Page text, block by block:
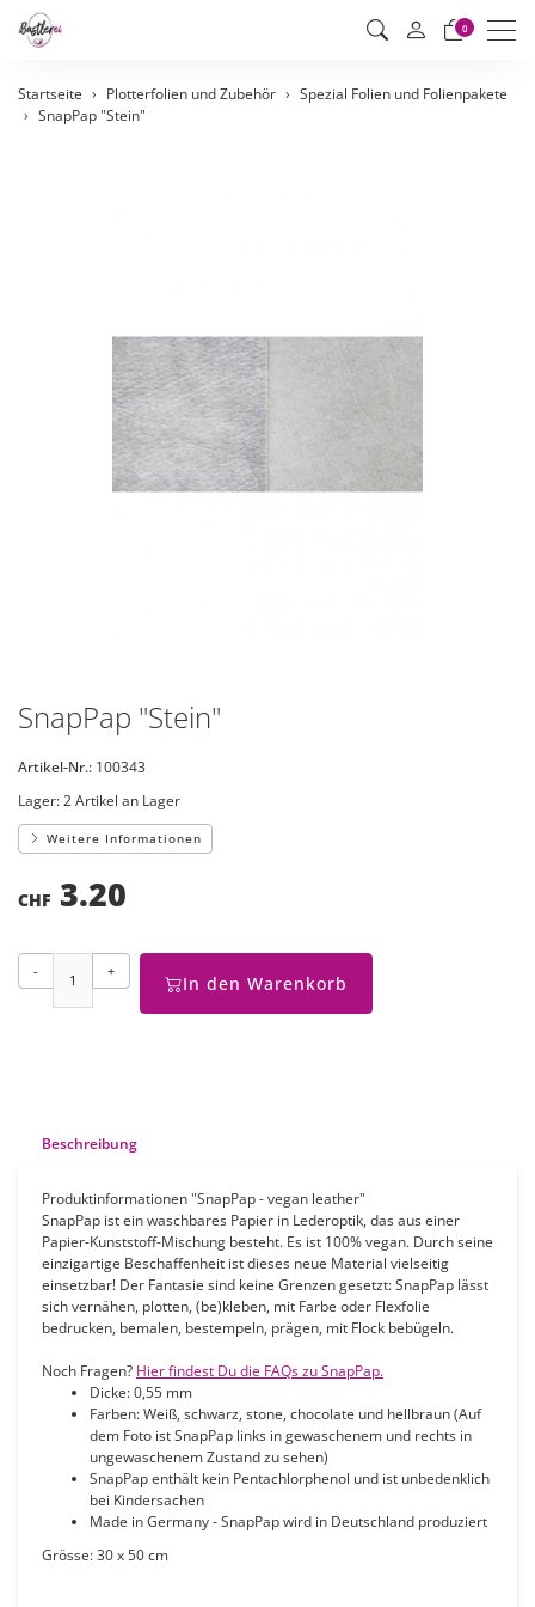
0
Startseite Plotterfolien und Zubehör
Spezial Folien und Folienpakete
SnapPap "Stein"
SnapPap "Stein"
Artikel-Nr.: 100343
Lager:2 Artikel an Lager
Weitere Informationen
CHF 3.20
- +
In den Warenkorb
Beschreibung
Produktinformationen "SnapPap - vegan leather"
SnapPap ist ein waschbares Papier in Lederoptik, das aus einer
Papier-Kunststoff-Mischung besteht. Es ist 100% vegan. Durch seine
einzigartige Beschaffenheit ist dieses neue Material vielseitig
einsetzbar! Der Fantasie sind keine Grenzen gesetzt: SnapPap lässt
sich vernähen, plotten, (be)kleben, mit Farbe oder Flexfolie
bedrucken, bemalen, bestempeln, prägen, mit Flock bebügeln.
Noch Fragen? Hier findest Du die FAQs zu SnapPap.
Dicke: 0,55 mm
Farben: Weiß, schwarz, stone, chocolate und hellbraun (Auf
dem Foto ist SnapPap links in gewaschenem und rechts in
ungewaschenem Zustand zu sehen)
SnapPap enthält kein Pentachlorphenol und ist unbedenklich
bei Kindersachen
Made in Germany - SnapPap wird in Deutschland produziert
Grösse: 30 x 50 cm